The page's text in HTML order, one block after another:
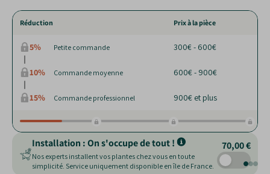
Réduction Prix à la pièce
5% Petite commande 300€ - 600€
10% Commande moyenne 600€ - 900€
15% Commande professionnel 900€ et plus
Installation : On s'occupe de tout !
Nos experts installent vos plantes chez vous en toute
simplicité. Service uniquement disponible en île de France.
70,00 €